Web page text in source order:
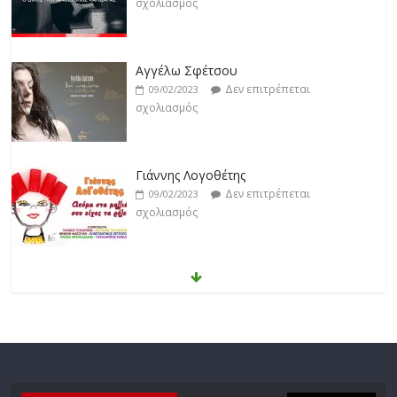
σχολιασμός
Γιάννης Λογοθέτης
09/02/2023
Δεν επιτρέπεται
σχολιασμός
Anemos
03/02/2023
Δεν επιτρέπεται
σχολιασμός
Θοδωρής Φέρρης